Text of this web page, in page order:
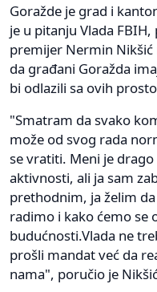
Goražde je grad i
je u pitanju Vlada
premijer Nermin
da građani Goražda
bi odlazili sa ovih
"Smatram da svako
može od svog rada
se vratiti. Meni je
aktivnosti, ali ja sam
prethodnim, ja želim
radimo i kako ćemo se
budućnosti.Vlada ne
prošli mandat već da
nama", poručio je